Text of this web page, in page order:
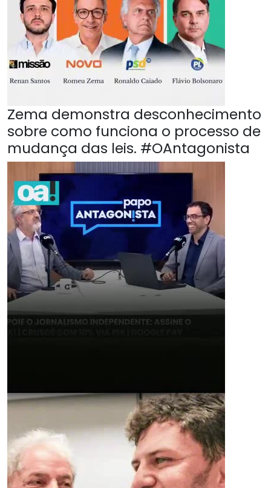
Zema demonstra desconhecimento
sobre como funciona o processo de
mudança das leis. #OAntagonista